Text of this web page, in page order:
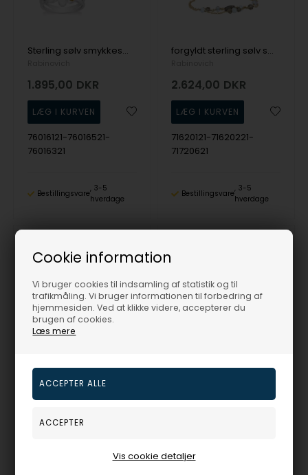
Cookie information
Vi bruger cookies til indsamling af statistik og til
trafikmåling. Vi bruger informationen til forbedring af
hjemmesiden. Ved at klikke videre, accepterer du
brugen af cookies.
Læs mere
Vis cookie detaljer
Sterling sølv smykkesæt Trio med overflade fra Rabinovich
1.895,00 DKR
76016121-76016521-
76016321
Bestillingsvare
3-5
hverdage
forgyldt sterling sølv smykkesæt Soft Spot med overflade fra Rabinovich
2.624,00 DKR
71620121-71620221-
71720621
Bestillingsvare
3-5
hverdage
19%
Rabinovich
1.855,00 DKR
75416153-75416453-